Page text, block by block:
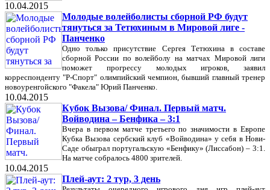
10.04.2015
Молодые волейболисты сборной РФ будут
тянуться за Тетюхиным в Мировой лиге -
Панченко
Одно только присутствие Сергея Тетюхина в составе
сборной России по волейболу на матчах Мировой лиги
поможет прогрессу молодых игроков, заявил
корреспонденту "Р-Спорт" олимпийский чемпион, бывший главный тренер
новоуренгойского "Факела" Юрий Панченко.
10.04.2015
Кубок Вызова/ Финал. Первый матч.
Войводина – Бенфика – 3:1
Вчера в первом матче третьего по значимости в Европе
Кубка Вызова сербский клуб «Войводина» у себя в Нови-
Саде обыграл португальскую «Бенфику» (Лиссабон) – 3:1.
На матче собралось 4800 зрителей.
10.04.2015
Плей-аут: 2 тур, 3 день